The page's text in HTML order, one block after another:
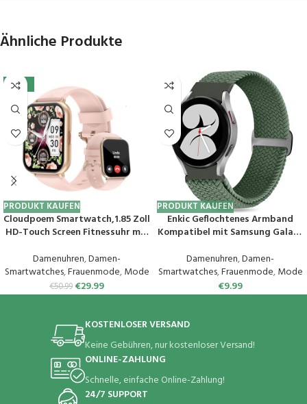
Ähnliche Produkte
-41%
PRODUKT KAUFEN
Cloudpoem Smartwatch,1.85 Zoll
HD-Touch Screen Fitnessuhr mit
Überwachung Pulsuhr
Schlafmonitor Schrittzähler Uhr
100+ Trainingsmodi Sportuhr
für Damen Herren Android iOS
Damenuhren,Damen-
Smartwatches,Frauenmode,Mode
€50.99 €29.99
PRODUKT KAUFEN
Enkic Geflochtenes Armband
Kompatibel mit Samsung Galaxy
44mm/Galaxy Watch 5 Pro
45mm/Watch 6 Classic/Watch 4
Classic, Elastisch Uhrenarmband
Sport Loop Ersatzarmband für
Damenuhren,Damen-
Smartwatches,Frauenmode,Mode
€9.99
KOSTENLOSER VERSAND
Keine Gebühren, nur kostenloser Versand!
ONLINE-ZAHLUNG
Schnelle, einfache Online-Zahlung!
24/7 SUPPORT